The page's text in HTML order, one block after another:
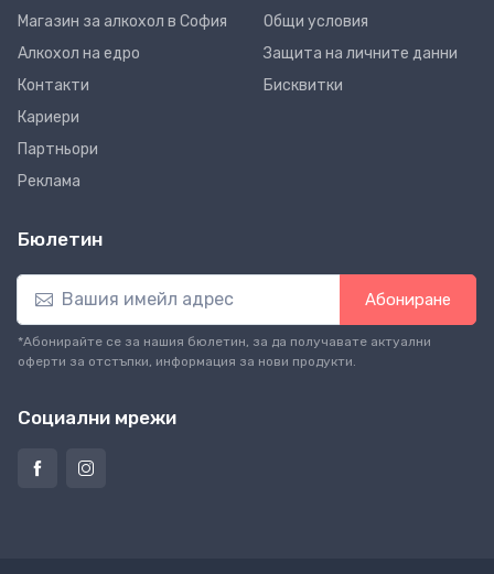
Магазин за алкохол в София
Алкохол на едро
Контакти
Кариери
Партньори
Реклама
Общи условия
Защита на личните данни
Бисквитки
Бюлетин
Абониране
*Абонирайте се за нашия бюлетин, за да получавате актуални
оферти за отстъпки, информация за нови продукти.
Социални мрежи